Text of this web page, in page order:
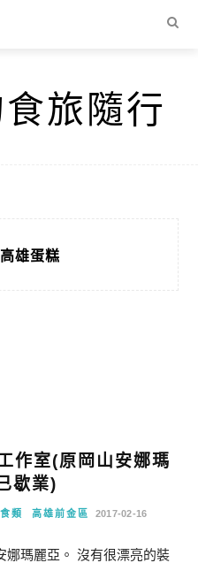
高雄蛋糕
作室(原岡山安娜瑪
歇業)
類 高雄前金區 2017-02-16
娜瑪麗亞。 沒有很漂亮的裝